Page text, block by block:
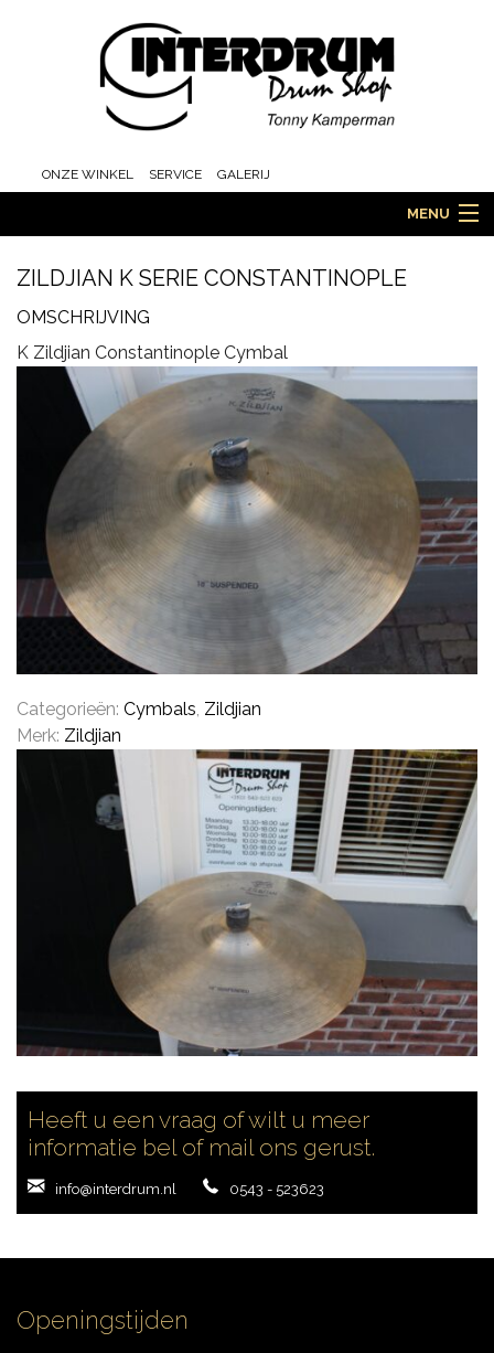
ONZE WINKEL SERVICE GALERIJ
MENU
HOME
ORCHESTRA EN MARCHING
CYMBALS
ACCESSOIRES
DRUMSCHOOL
ZILDJIAN K SERIE CONSTANTINOPLE
OMSCHRIJVING
K Zildjian Constantinople Cymbal
Categorieën: Cymbals Zildjian
Merk: Zildjian
Heeft u een vraag of wilt u meer
informatie bel of mail ons gerust.
info@interdrum.nl 0543 - 523623
Openingstijden